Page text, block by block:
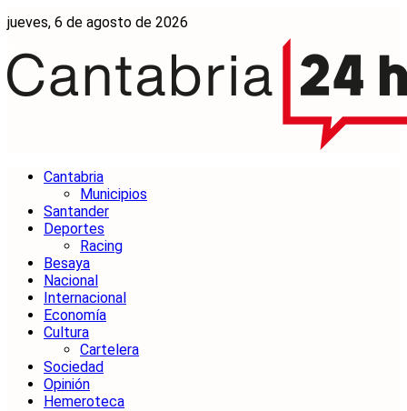
jueves, 6 de agosto de 2026
Cantabria
Municipios
Santander
Deportes
Racing
Besaya
Nacional
Internacional
Economía
Cultura
Cartelera
Sociedad
Opinión
Hemeroteca